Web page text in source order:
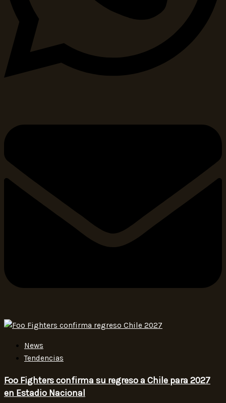
News
Tendencias
Foo Fighters confirma su regreso a Chile para 2027
en Estadio Nacional